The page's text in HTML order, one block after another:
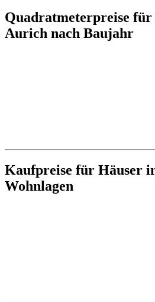
Quadratmeterpreise
Aurich nach Baujahr
Kaufpreise für Häuser
Wohnlagen